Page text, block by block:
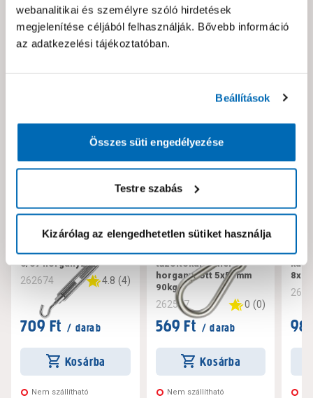
webanalitikai és személyre szóló hirdetések
megjelenítése céljából felhasználják. Bővebb információ
az adatkezelési tájékoztatóban.
Beállítások
Összes süti engedélyezése
Testre szabás
Kizárólag az elengedhetetlen sütiket használja
Kérjük jelezd nekünk!
JKH SB huzalfeszítő m
6/67 horganyzott
262674 4.8 (4)
709 Ft / darab
Kosárba
Nem szállítható
JKH SB
tűzoltókarabíner
horganyzott 5x50mm
90kg
262587 0 (0)
569 Ft / darab
Kosárba
Nem szállítható
JKH
8x